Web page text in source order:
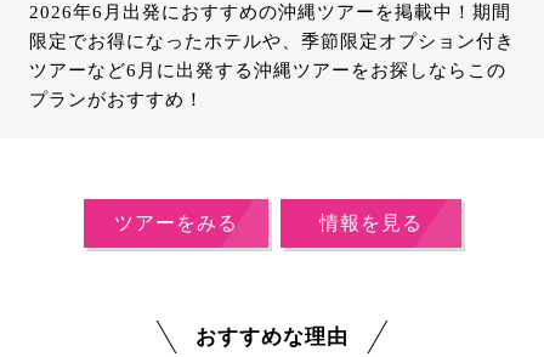
2026年6月出発におすすめの沖縄ツアーを掲載中！期間
限定でお得になったホテルや、季節限定オプション付き
ツアーなど6月に出発する沖縄ツアーをお探しならこの
プランがおすすめ！
ツアーをみる 情報を見る
おすすめな理由